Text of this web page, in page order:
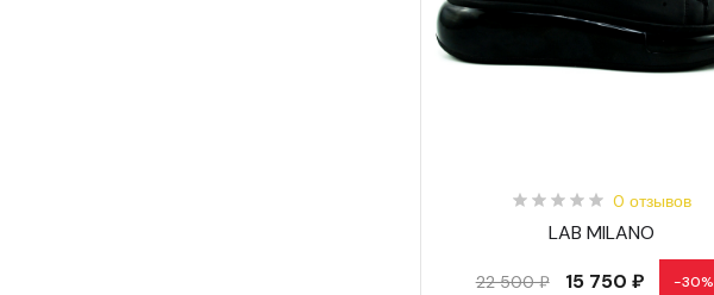
0 отзывов
LAB MILANO
22 500 ₽ 15 750 ₽ -30%